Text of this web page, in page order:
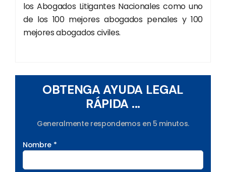
los Abogados Litigantes Nacionales como uno
de los 100 mejores abogados penales y 100
mejores abogados civiles.
OBTENGA AYUDA LEGAL
RÁPIDA ...
Generalmente respondemos en 5 minutos.
Nombre *